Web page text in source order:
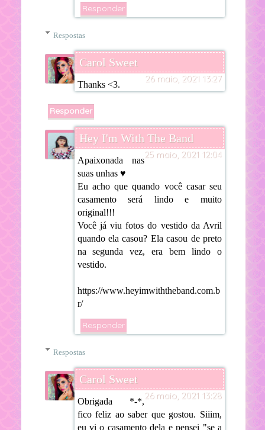
Responder
Respostas
Carol Sweet
26 maio, 2021 13:27
Thanks <3.
Responder
Hey I'm With The Band
25 maio, 2021 12:04
Apaixonada nas
suas unhas ♥
Eu acho que quando você casar seu
casamento será lindo e muito
original!!!
Você já viu fotos do vestido da Avril
quando ela casou? Ela casou de preto
na segunda vez, era bem lindo o
vestido.
https://www.heyimwiththeband.com.b
r/
Responder
Respostas
Carol Sweet
26 maio, 2021 13:28
Obrigada *-*,
fico feliz ao saber que gostou. Siiim,
eu vi o casamento dela e pensei "se a